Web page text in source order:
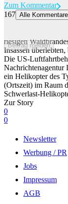
Beitrag melden
Zum Kommentar
167 Alle
riesigen
Insassen
Die US-
Nachrichtenagentur
ein Helikopter des
(Ortszeit) im Raum
Schwerlast-
Zur Story
0
0
Newsletter
Werbung / PR
Jobs
Impressum
AGB